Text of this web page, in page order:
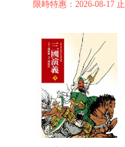
限時特惠：2026-08-17 止